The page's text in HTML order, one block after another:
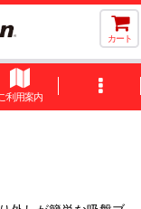
カート
利用案内